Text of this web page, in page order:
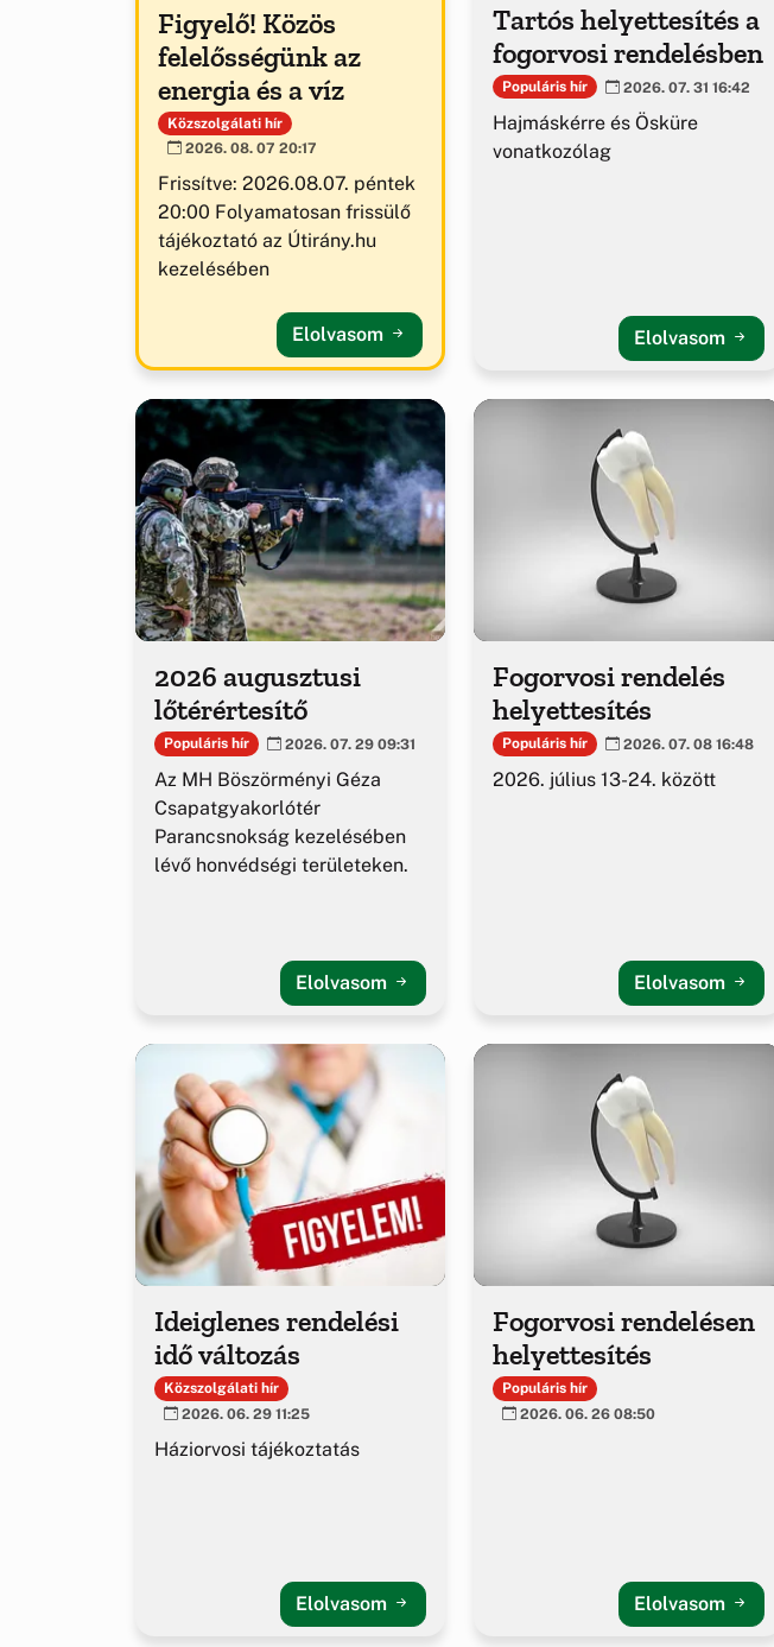
Figyelő! Közös
felelősségünk az
energia és a víz
Közszolgálati hír
2026. 08. 07 20:17
Frissítve: 2026.08.07. péntek
20:00 Folyamatosan frissülő
tájékoztató az Útirány.hu
kezelésében
Elolvasom
Tartós helyettesítés a
fogorvosi rendelésben
Populáris hír 2026. 07. 31 16:42
Hajmáskérre és Ösküre
vonatkozólag
Elolvasom
2026 augusztusi
lőtérértesítő
Populáris hír 2026. 07. 29 09:31
Az MH Böszörményi Géza
Csapatgyakorlótér
Parancsnokság kezelésében
lévő honvédségi területeken.
Elolvasom
Fogorvosi rendelés
helyettesítés
Populáris hír 2026. 07. 08 16:48
2026. július 13-24. között
Elolvasom
Ideiglenes rendelési
idő változás
Közszolgálati hír
2026. 06. 29 11:25
Háziorvosi tájékoztatás
Elolvasom
Fogorvosi rendelésen
helyettesítés
Populáris hír
2026. 06. 26 08:50
Elolvasom